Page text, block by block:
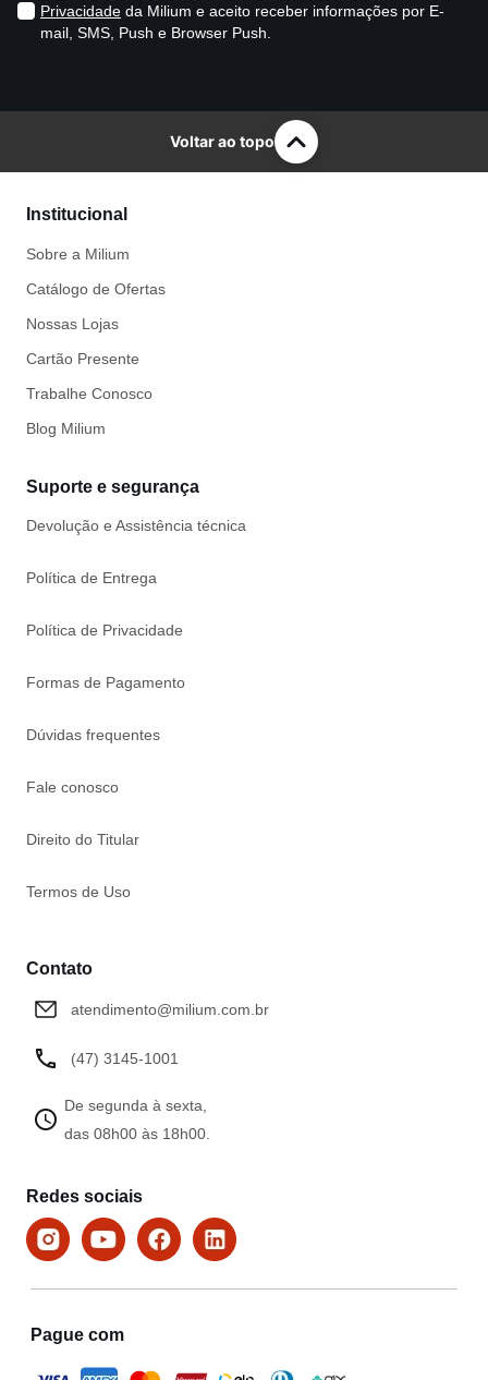
Privacidade da Milium e aceito receber informações por E-
mail, SMS, Push e Browser Push.
Voltar ao topo
Institucional
Sobre a Milium
Catálogo de Ofertas
Nossas Lojas
Cartão Presente
Trabalhe Conosco
Blog Milium
Suporte e segurança
Devolução e Assistência técnica
Política de Entrega
Política de Privacidade
Formas de Pagamento
Dúvidas frequentes
Fale conosco
Direito do Titular
Termos de Uso
Contato
atendimento@milium.com.br
(47) 3145-1001
De segunda à sexta,
das 08h00 às 18h00.
Redes sociais
Pague com